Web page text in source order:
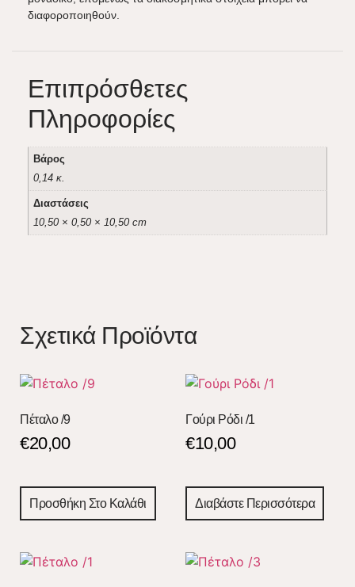
διαφοροποιηθούν.
Επιπρόσθετες
Πληροφορίες
Βάρος
0,14 κ.
Διαστάσεις
10,50 × 0,50 × 10,50 cm
Σχετικά Προϊόντα
Πέταλο /9
€20,00
Προσθήκη Στο Καλάθι
Γούρι Ρόδι /1
€10,00
Διαβάστε Περισσότερα